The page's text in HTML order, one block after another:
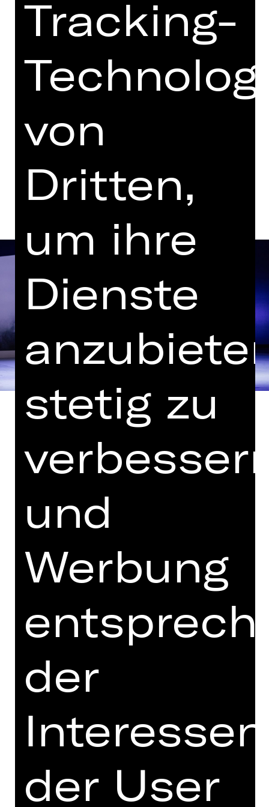
mit einer Pause
Vorstellung
Audiodeskription
Opernhaus
Termine und Besetzung
Pulcinella (UA) und Petruschka
Nur wenige Compagnien haben das
europäische Ballett des 20.
Ballets Russes von Sergej Diaghilew.
Trotz ihres relativ kurzen Bestehens
von nur zwei Jahrzehnten hinterließ
unauslöschlichen Eindruck in ihrer
Kunstgattung. Les Ballets Russes
werden nicht nur für ihre virtuosen
Tänze und lebendigen Erzählungen
gefeiert, sondern auch für ihren
bahnbrechenden interdisziplinären
mit Koryphäen wie Matisse, Picasso,
Strawinsky, Satie, Nijinska und Fokine
Mission: die Grenzen des Balletts zu
erweitern, aber auch den Respekt vor
den Traditionen und dem Wissen
Tracking-
von
Dritten,
um ihre
Dienste
stetig zu
und
Werbung
der
Interessen
der User